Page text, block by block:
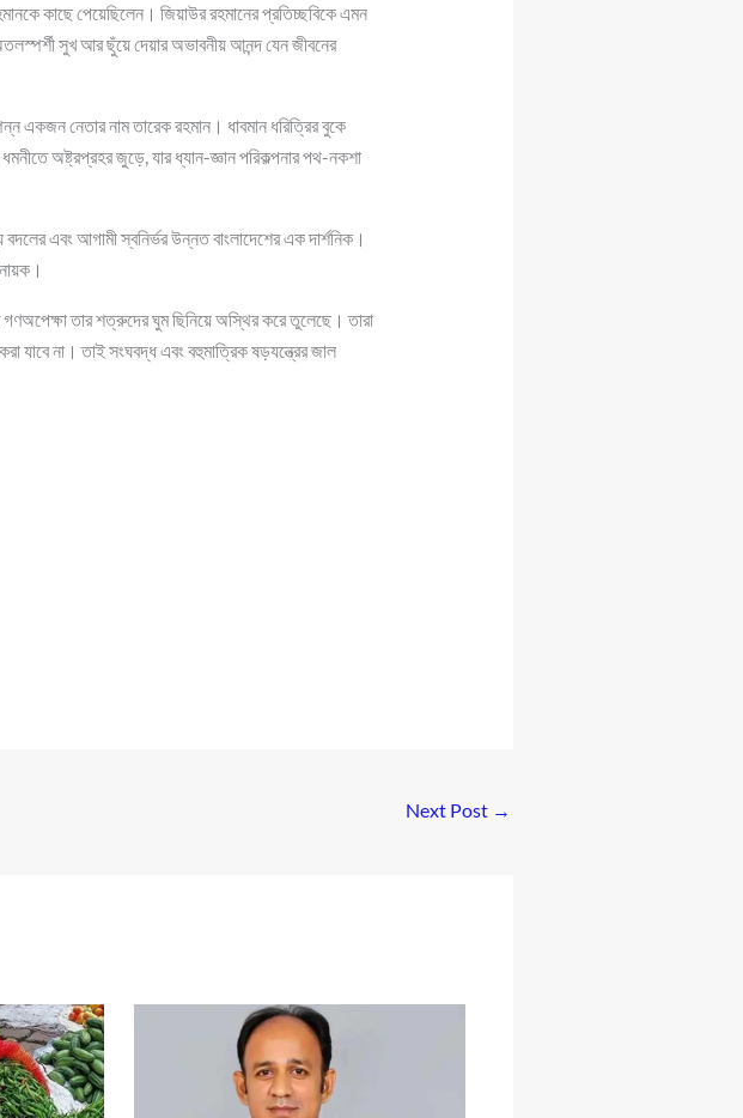
কাছে পেয়েছিলেন। জিয়াউর রহমানের প্রতিচ্ছবিকে এমন
সুখ আর ছুঁয়ে দেয়ার অভাবনীয় আনন্দ যেন জীবনের
একজন নেতার নাম তারেক রহমান। ধাবমান ধরিত্রির বুকে
অষ্ট্রপ্রহর জুড়ে, যার ধ্যান-জ্ঞান পরিকল্পনার পথ-নকশা
এবং আগামী স্বনির্ভর উন্নত বাংলাদেশের এক দার্শনিক।
গণঅপেক্ষা তার শত্রুদের ঘুম ছিনিয়ে অস্থির করে তুলেছে। তারা
যাবে না। তাই সংঘবদ্ধ এবং বহুমাত্রিক ষড়যন্ত্রের জাল
Next Post →